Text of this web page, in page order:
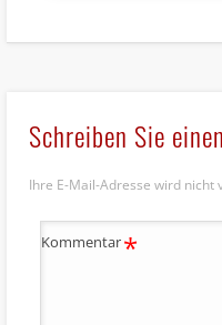
Schreiben Sie
Ihre E-Mail-Adresse wird nicht
Kommentar*